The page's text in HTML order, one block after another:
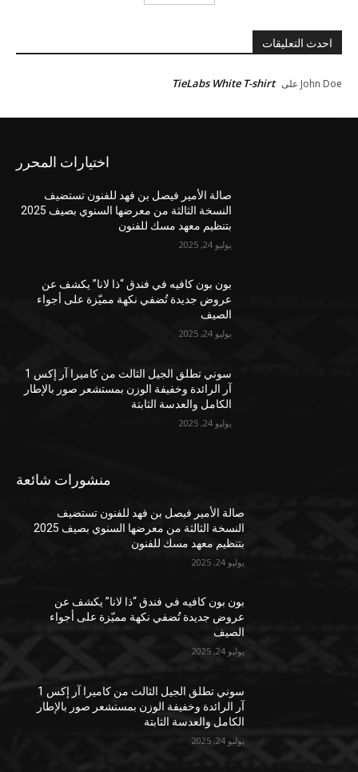
احدث التعليقات
John Doe على TieLabs White T-shirt
اختيارات المحرر
صالة الأمير فيصل بن فهد للفنون تستضيف
النسخة الثالثة من معرضها السنوي بصيف 2025
بتنظيم معهد مسك للفنون
يوليو 24, 2025
بون بون كافيه في فندق “ذا لانا” يكشف عن
عروض جديدة تُضفي نكهة مميّزة على أجواء
الصيف
يوليو 24, 2025
سوني تطلق الجيل الثالث من كاميرا آر إكس 1
آر الرائدة وخفيفة الوزن بمستشعر صور بالإطار
الكامل والعدسة الثابتة
يوليو 24, 2025
منشورات شائعة
صالة الأمير فيصل بن فهد للفنون تستضيف
النسخة الثالثة من معرضها السنوي بصيف 2025
بتنظيم معهد مسك للفنون
يوليو 24, 2025
بون بون كافيه في فندق “ذا لانا” يكشف عن
عروض جديدة تُضفي نكهة مميّزة على أجواء
الصيف
يوليو 24, 2025
سوني تطلق الجيل الثالث من كاميرا آر إكس 1
آر الرائدة وخفيفة الوزن بمستشعر صور بالإطار
الكامل والعدسة الثابتة
يوليو 24, 2025